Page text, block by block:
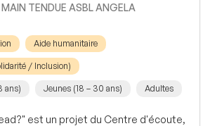
TENDUE ASBL ANGELA
Aide humanitaire
/ Inclusion)
ans) Jeunes (18 – 30 ans) Adultes
est un projet du Centre d'écoute,